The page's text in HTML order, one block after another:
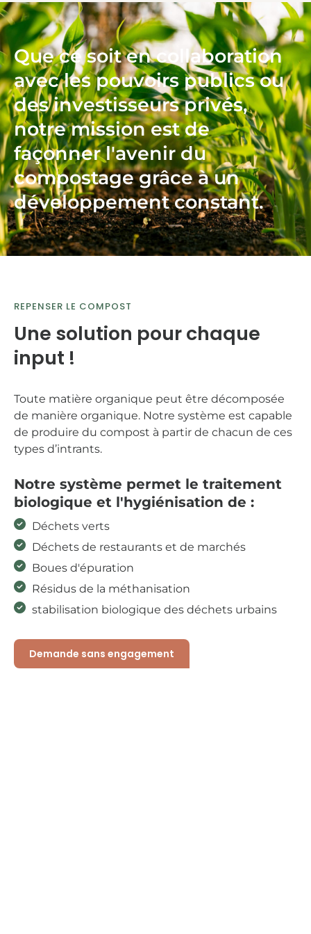
Que ce soit en collaboration
avec les pouvoirs publics ou
des investisseurs privés,
notre mission est de
façonner l'avenir du
compostage grâce à un
développement constant.
REPENSER LE COMPOST
Une solution pour chaque
input !
Toute matière organique peut être décomposée
de manière organique. Notre système est capable
de produire du compost à partir de chacun de ces
types d’intrants.
Notre système permet le traitement
biologique et l'hygiénisation de :
Déchets verts
Déchets de restaurants et de marchés
Boues d'épuration
Résidus de la méthanisation
stabilisation biologique des déchets urbains
Demande sans engagement